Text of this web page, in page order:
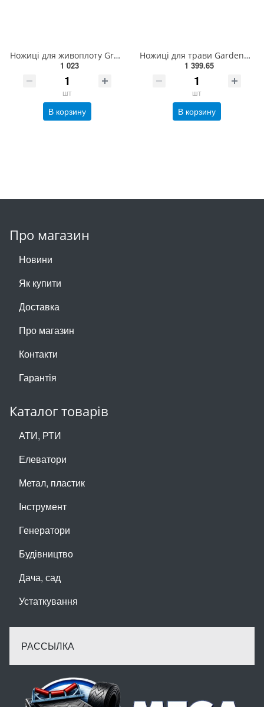
Ножиці для живоплоту Gruntek Marabu 295303660
1 023
шт
В корзину
Ножиці для трави Gardena Comfort, поворотні 8734-20(08734-20.000.00)
1 399.65
шт
В корзину
Про магазин
Новини
Як купити
Доставка
Про магазин
Контакти
Гарантія
Каталог товарів
АТИ, РТИ
Елеватори
Метал, пластик
Інструмент
Генератори
Будівництво
Дача, сад
Устаткування
РАССЫЛКА